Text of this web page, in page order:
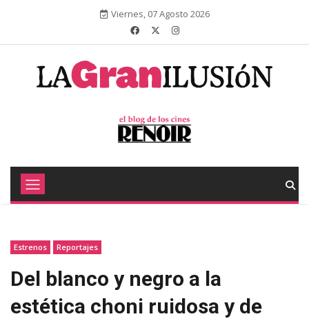
Viernes, 07 Agosto 2026
Estrenos Reportajes
Del blanco y negro a la
estética choni ruidosa y de